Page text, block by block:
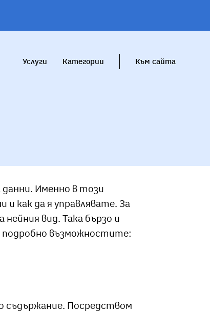
Услуги Категории Към сайта
Именно в този
как да я управлявате. За
вид. Така бързо и
подробно възможностите:
съдържание. Посредством